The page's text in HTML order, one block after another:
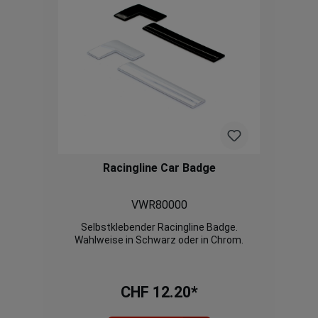
Facelift) VW Jetta / GLI 5 2005-2011 VW
Jetta / GLI 6 2011-2018 VW Scirocco 2008-
2017 SEAT Leon II 1P 2005-2012 SEAT Leon
III Cupra 5F 2014-2020 Skoda Octavia II vRS
1Z 2004-2013 Skoda Octavia III vRS 2.0 TSI
5E 2014-2017 Skoda Octavia III vRS 2.0 TDI
5E 2014-2017 Skoda Superb III 3V 2015+
Racingline Car Badge
VWR80000
Selbstklebender Racingline Badge.
Wahlweise in Schwarz oder in Chrom.
CHF 12.20*